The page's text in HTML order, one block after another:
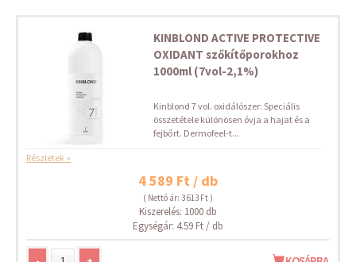
KINBLOND ACTIVE PROTECTIVE
OXIDANT szőkítőporokhoz
1000ml (7vol-2,1%)
Kinblond 7 vol. oxidálószer: Speciális
összetétele különösen óvja a hajat és a
fejbőrt. Dermofeel-t...
Részletek »
4 589 Ft / db
( Nettó ár: 3 613 Ft )
Kiszerelés: 1000 db
Egységár: 4.59 Ft / db